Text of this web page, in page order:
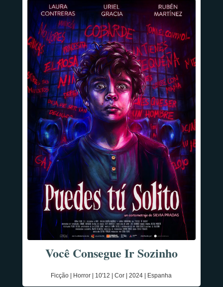
Você Consegue Ir Sozinho
Ficção | Horror | 10'12 | Cor | 2024 | Espanha